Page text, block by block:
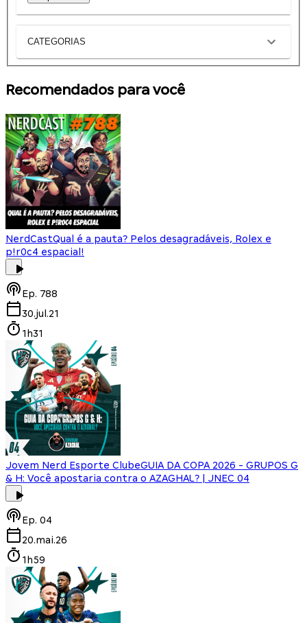
CATEGORIAS
Recomendados para você
NerdCastQual é a pauta? Pelos desagradáveis, Rolex e
p!r0c4 espacial!
Ep. 788
30.jul.21
1h31
Jovem Nerd Esporte ClubeGUIA DA COPA 2026 - GRUPOS G
& H: Você apostaria contra o AZAGHAL? | JNEC 04
Ep. 04
20.mai.26
1h59